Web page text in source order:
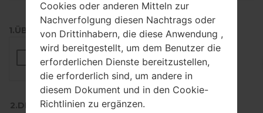
1.ÜBERPRÜFEN SIE AUF RECAPTCHA
2.DRÜCKEN SIE ZUM HERUNTERLADEN
Cookies oder anderen Mitteln zur
Nachverfolgung diesen Nachtrags oder
von Drittinhabern, die diese Anwendung ,
wird bereitgestellt, um dem Benutzer die
erforderlichen Dienste bereitzustellen,
die erforderlich sind, um andere in
diesem Dokument und in den Cookie-
Richtlinien zu ergänzen.